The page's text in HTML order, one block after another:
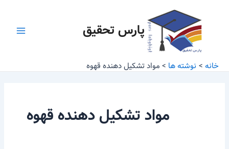
پارس تحقیق
خانه نوشته ها مواد تشکیل دهنده قهوه
مواد تشکیل دهنده قهوه